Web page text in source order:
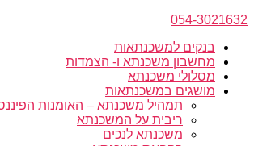
054-3021632
בנקים למשכנתאות
מחשבון משכנתא ו- הצמדות
מסלולי משכנתא
מושגים במשכנתאות
תמהיל משכנתא – האומנות
ריבית על המשכנתא
משכנתא לנכים